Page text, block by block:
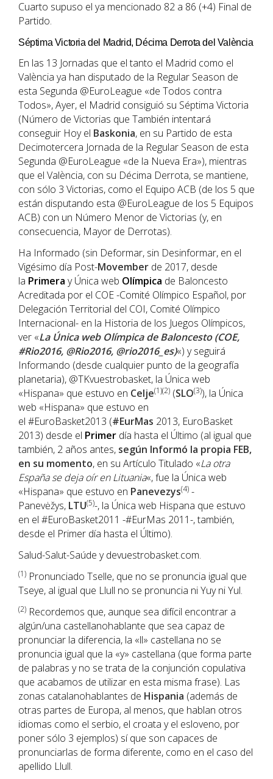
Cuarto supuso el ya mencionado 82 a 86 (+4) Final de
Partido.
Séptima Victoria del Madrid, Décima Derrota del València
En las 13 Jornadas que el tanto el Madrid como el
València ya han disputado de la Regular Season de
esta Segunda @EuroLeague «de Todos contra
Todos», Ayer, el Madrid consiguió su Séptima Victoria
(Número de Victorias que También intentará
conseguir Hoy el Baskonia, en su Partido de esta
Decimotercera Jornada de la Regular Season de esta
Segunda @EuroLeague «de la Nueva Era»), mientras
que el València, con su Décima Derrota, se mantiene,
con sólo 3 Victorias, como el Equipo ACB (de los 5 que
están disputando esta @EuroLeague de los 5 Equipos
ACB) con un Número Menor de Victorias (y, en
consecuencia, Mayor de Derrotas).
Ha Informado (sin Deformar, sin Desinformar, en el
Vigésimo día Post-Movember de 2017, desde
la Primera y Única web Olímpica de Baloncesto
Acreditada por el COE -Comité Olímpico Español, por
Delegación Territorial del COI, Comité Olímpico
Internacional- en la Historia de los Juegos Olímpicos,
ver «La Única web Olímpica de Baloncesto (COE,
#Rio2016, @Rio2016, @rio2016_es)«) y seguirá
Informando (desde cualquier punto de la geografía
planetaria), @TKvuestrobasket, la Única web
«Hispana» que estuvo en Celje(1)(2) (SLO(3)), la Única
web «Hispana» que estuvo en
el #EuroBasket2013 (#EurMas 2013, EuroBasket
2013) desde el Primer día hasta el Último (al igual que
también, 2 años antes, según Informó la propia FEB,
en su momento, en su Artículo Titulado «La otra
España se deja oír en Lituania«, fue la Única web
«Hispana» que estuvo en Panevezys(4) -
Panevėžys, LTU(5)-, la Única web Hispana que estuvo
en el #EuroBasket2011 -#EurMas 2011-, también,
desde el Primer día hasta el Último).
Salud-Salut-Saúde y devuestrobasket.com.
(1) Pronunciado Tselle, que no se pronuncia igual que
Tseye, al igual que Llull no se pronuncia ni Yuy ni Yul.
(2) Recordemos que, aunque sea difícil encontrar a
algún/una castellanohablante que sea capaz de
pronunciar la diferencia, la «ll» castellana no se
pronuncia igual que la «y» castellana (que forma parte
de palabras y no se trata de la conjunción copulativa
que acabamos de utilizar en esta misma frase). Las
zonas catalanohablantes de Hispania (además de
otras partes de Europa, al menos, que hablan otros
idiomas como el serbio, el croata y el esloveno, por
poner sólo 3 ejemplos) sí que son capaces de
pronunciarlas de forma diferente, como en el caso del
apellido Llull.